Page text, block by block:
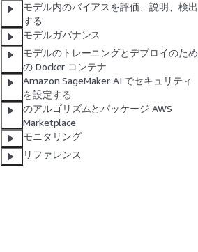
モデル内のバイアスを評価、説明、検出
する
モデルガバナンス
モデルのトレーニングとデプロイのため
の Docker コンテナ
Amazon SageMaker AI でセキュリティ
を設定する
のアルゴリズムとパッケージ AWS
Marketplace
モニタリング
リファレンス